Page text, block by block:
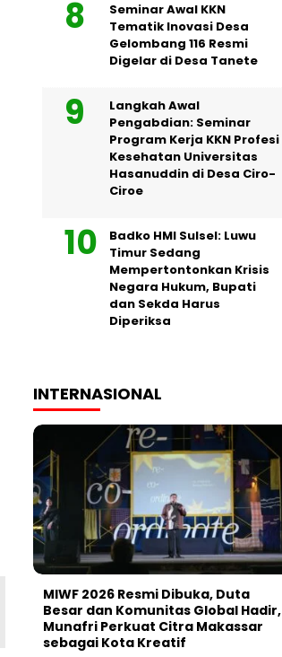
Seminar Awal KKN
Tematik Inovasi Desa
Gelombang 116 Resmi
Digelar di Desa Tanete
Langkah Awal
Pengabdian: Seminar
Program Kerja KKN Profesi
Kesehatan Universitas
Hasanuddin di Desa Ciro-
Ciroe
Badko HMI Sulsel: Luwu
Timur Sedang
Mempertontonkan Krisis
Negara Hukum, Bupati
dan Sekda Harus
Diperiksa
INTERNASIONAL
MIWF 2026 Resmi Dibuka, Duta
Besar dan Komunitas Global Hadir,
Munafri Perkuat Citra Makassar
sebagai Kota Kreatif